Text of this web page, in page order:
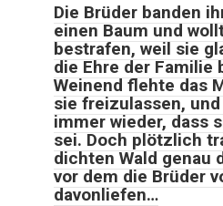
Die Brüder banden
einen Baum und
bestrafen, weil sie
die Ehre der Familie
Weinend flehte das
sie freizulassen,
immer wieder, dass
sei. Doch plötzlich
dichten Wald genau
vor dem die Brüder
davonliefen…